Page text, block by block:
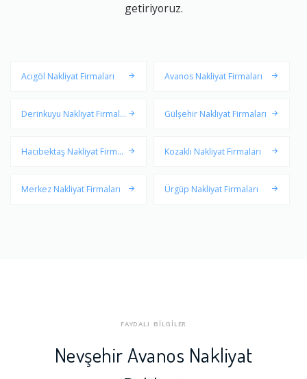
getiriyoruz.
Acıgöl Nakliyat Firmaları Avanos Nakliyat Firmaları
Derinkuyu Nakliyat Firmala
Gülşehir Nakliyat Firmaları
Hacıbektaş Nakliyat Firmal
Kozaklı Nakliyat Firmaları
Merkez Nakliyat Firmaları Ürgüp Nakliyat Firmaları
FAYDALI BİLGİLER
Nevşehir Avanos Nakliyat